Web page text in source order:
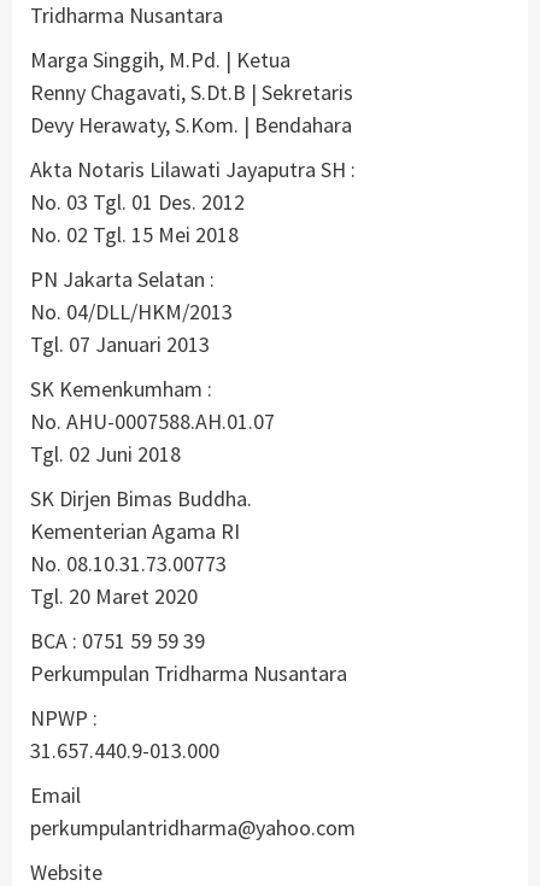
Tridharma Nusantara
Marga Singgih, M.Pd. | Ketua
Renny Chagavati, S.Dt.B | Sekretaris
Devy Herawaty, S.Kom. | Bendahara
Akta Notaris Lilawati Jayaputra SH :
No. 03 Tgl. 01 Des. 2012
No. 02 Tgl. 15 Mei 2018
PN Jakarta Selatan :
No. 04/DLL/HKM/2013
Tgl. 07 Januari 2013
SK Kemenkumham :
No. AHU-0007588.AH.01.07
Tgl. 02 Juni 2018
SK Dirjen Bimas Buddha.
Kementerian Agama RI
No. 08.10.31.73.00773
Tgl. 20 Maret 2020
BCA : 0751 59 59 39
Perkumpulan Tridharma Nusantara
NPWP :
31.657.440.9-013.000
Email
perkumpulantridharma@yahoo.com
Website